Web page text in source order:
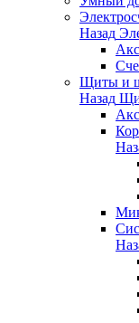
Назад
Щиты и
Назад